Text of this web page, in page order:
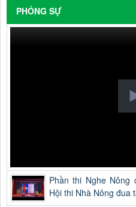
PHÓNG SỰ
Phần thi Nghe
Hội thi Nhà Nông đua